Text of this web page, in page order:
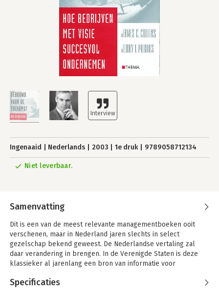
Ingenaaid Nederlands 2003 1e druk 9789058712134
Niet leverbaar.
Samenvatting
Dit is een van de meest relevante managementboeken ooit
verschenen, maar in Nederland jaren slechts in select
gezelschap bekend geweest. De Nederlandse vertaling zal
daar verandering in brengen. In de Verenigde Staten is deze
klassieker al jarenlang een bron van informatie voor
Dit boek vertelt het verhaal van achttien visionaire bedrijven
Specificaties